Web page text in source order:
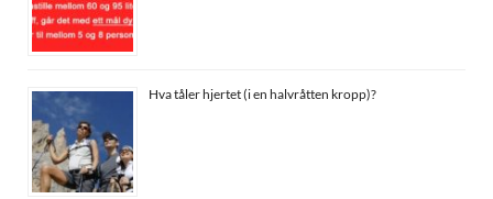
Hva tåler hjertet (i en halvråtten kropp)?